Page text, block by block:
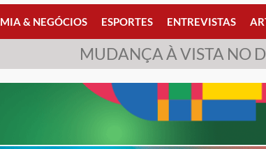
& NEGÓCIOS ESPORTES ENTREVISTAS
MUDANÇA À VISTA NO